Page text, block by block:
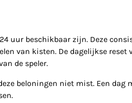
uur beschikbaar zijn. Deze
van kisten. De dagelijkse reset
de speler.
beloningen niet mist. Een dag